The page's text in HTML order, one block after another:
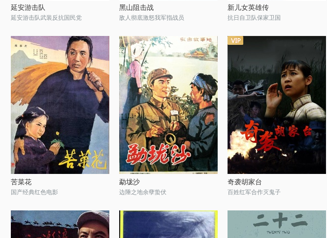
延安游击队
延安游击队武装反抗国民党
黑山阻击战
敌人彻底激怒我军指战员
新儿女英雄传
抗日自卫队保家卫国
苦菜花
国产经典红色电影
勐垅沙
边陲之地余孽蛰伏
奇袭胡家台
百姓红军合作灭鬼子